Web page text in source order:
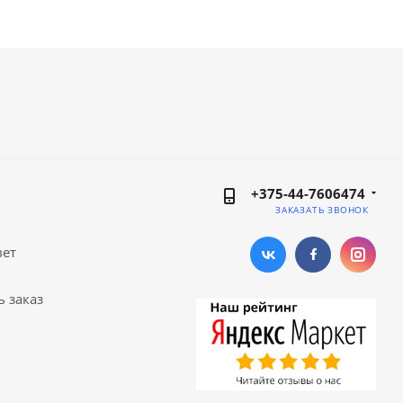
заказ
+375-44-7606474
ЗАКАЗАТЬ ЗВОНОК